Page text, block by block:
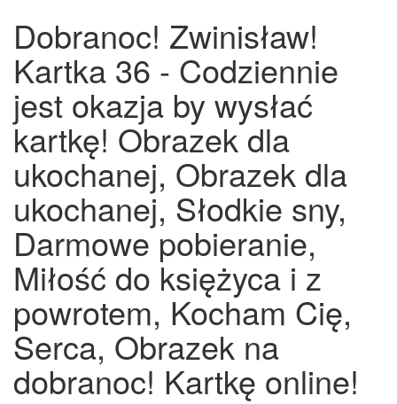
Dobranoc! Zwinisław!
Kartka 36 - Codziennie
jest okazja by wysłać
kartkę! Obrazek dla
ukochanej, Obrazek dla
ukochanej, Słodkie sny,
Darmowe pobieranie,
Miłość do księżyca i z
powrotem, Kocham Cię,
Serca, Obrazek na
dobranoc! Kartkę online!